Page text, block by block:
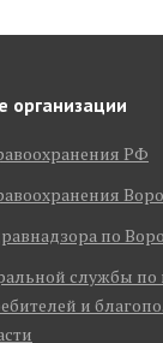
организации
РФ
по
службы по
и